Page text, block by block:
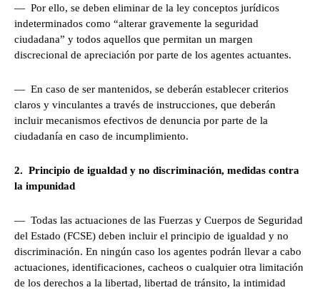
— Por ello, se deben eliminar de la ley conceptos jurídicos
indeterminados como “alterar gravemente la seguridad
ciudadana” y todos aquellos que permitan un margen
discrecional de apreciación por parte de los agentes actuantes.
— En caso de ser mantenidos, se deberán establecer criterios
claros y vinculantes a través de instrucciones, que deberán
incluir mecanismos efectivos de denuncia por parte de la
ciudadanía en caso de incumplimiento.
2. Principio de igualdad y no discriminación, medidas contra
la impunidad
— Todas las actuaciones de las Fuerzas y Cuerpos de Seguridad
del Estado (FCSE) deben incluir el principio de igualdad y no
discriminación. En ningún caso los agentes podrán llevar a cabo
actuaciones, identificaciones, cacheos o cualquier otra limitación
de los derechos a la libertad, libertad de tránsito, la intimidad